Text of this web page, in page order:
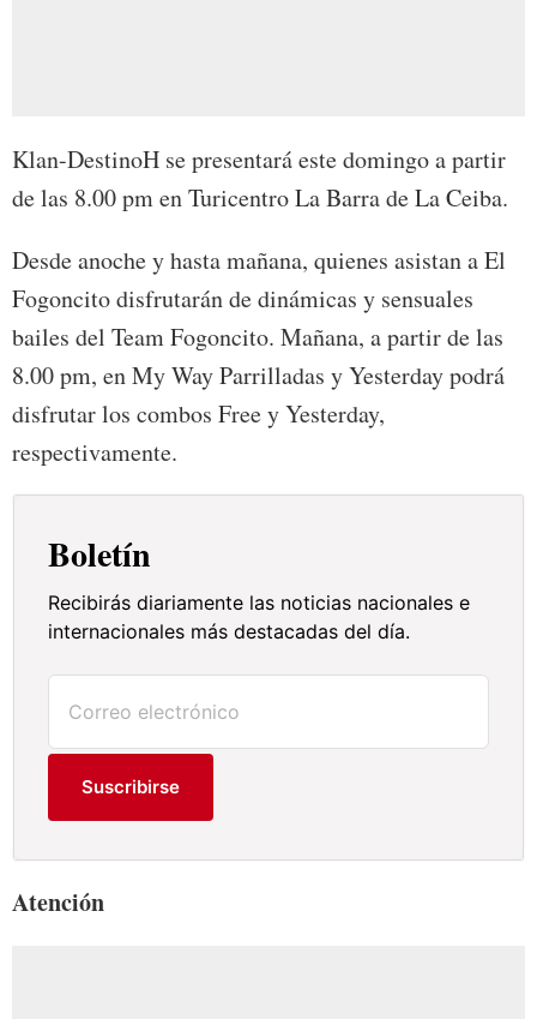
Klan-DestinoH se presentará este domingo a partir
de las 8.00 pm en Turicentro La Barra de La Ceiba.
Desde anoche y hasta mañana, quienes asistan a El
Fogoncito disfrutarán de dinámicas y sensuales
bailes del Team Fogoncito. Mañana, a partir de las
8.00 pm, en My Way Parrilladas y Yesterday podrá
disfrutar los combos Free y Yesterday,
respectivamente.
Boletín
Recibirás diariamente las noticias nacionales e
internacionales más destacadas del día.
Suscribirse
Atención